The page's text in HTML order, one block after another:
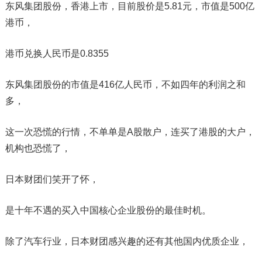
东风集团股份，香港上市，目前股价是5.81元，市值是500亿
港币，
港币兑换人民币是0.8355
东风集团股份的市值是416亿人民币，不如四年的利润之和
多，
这一次恐慌的行情，不单单是A股散户，连买了港股的大户，
机构也恐慌了，
日本财团们笑开了怀，
是十年不遇的买入中国核心企业股份的最佳时机。
除了汽车行业，日本财团感兴趣的还有其他国内优质企业，